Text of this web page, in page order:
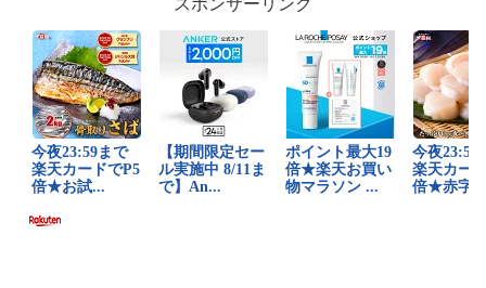
スポンサーリンク